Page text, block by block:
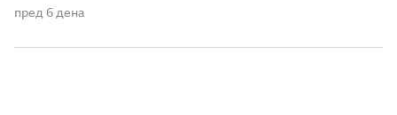
изненадување, учителката ме крена мене и ми
расчисти дилемите околу мојата конечна […]
пред 6 дена